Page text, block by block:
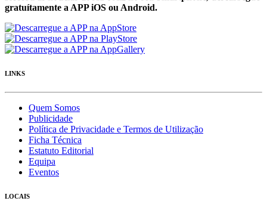
gratuítamente a APP iOS ou Android.
LINKS
Quem Somos
Publicidade
Política de Privacidade e Termos de Utilização
Ficha Técnica
Estatuto Editorial
Equipa
Eventos
LOCAIS